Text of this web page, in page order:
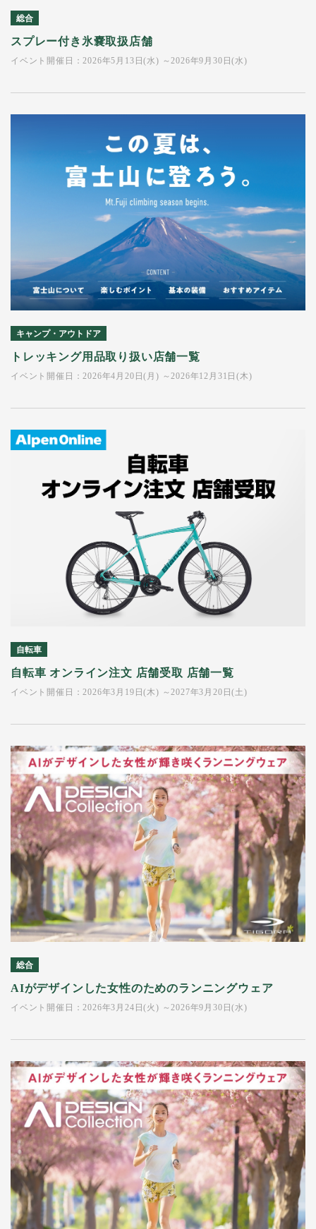
総合
スプレー付き氷嚢取扱店舗
イベント開催日：2026年5月13日(水) ～2026年9月30日(水)
キャンプ・アウトドア
トレッキング用品取り扱い店舗一覧
イベント開催日：2026年4月20日(月) ～2026年12月31日(木)
自転車
自転車 オンライン注文 店舗受取 店舗一覧
イベント開催日：2026年3月19日(木) ～2027年3月20日(土)
総合
AIがデザインした女性のためのランニングウェア
イベント開催日：2026年3月24日(火) ～2026年9月30日(水)